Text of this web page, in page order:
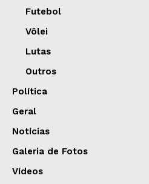
Futebol
Vôlei
Lutas
Outros
Política
Geral
Notícias
Galeria de Fotos
Vídeos